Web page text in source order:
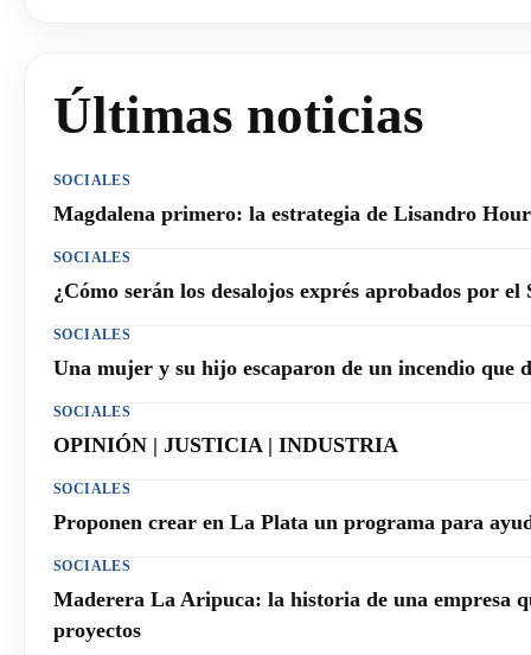
Últimas noticias
SOCIALES
Magdalena primero: la estrategia de Lisandro
SOCIALES
¿Cómo serán los desalojos exprés aprobados por el
SOCIALES
Una mujer y su hijo escaparon de un incendio que
SOCIALES
OPINIÓN | JUSTICIA | INDUSTRIA
SOCIALES
Proponen crear en La Plata un programa para
SOCIALES
Maderera La Aripuca: la historia de una empresa
proyectos